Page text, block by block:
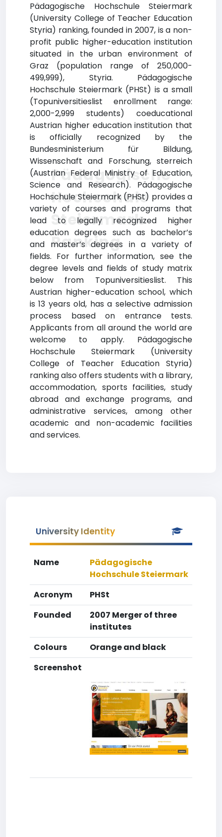
Pädagogische Hochschule Steiermark
(University College of Teacher Education
Styria) ranking, founded in 2007, is a non-
profit public higher-education institution
situated in the urban environment of
Graz (population range of 250,000-
499,999), Styria. Pädagogische
Hochschule Steiermark (PHSt) is a small
(Topuniversitieslist enrollment range:
2,000-2,999 students) coeducational
Austrian higher education institution that
is officially recognized by the
Bundesministerium für Bildung,
Wissenschaft and Forschung, sterreich
(Austrian Federal Ministry of Education,
Science and Research). Pädagogische
Hochschule Steiermark (PHSt) provides a
variety of courses and programs that
lead to legally recognized higher
education degrees such as bachelor’s
and master’s degrees in a variety of
fields. For further information, see the
degree levels and fields of study matrix
below from Topuniversitieslist. This
Austrian higher-education school, which
is 13 years old, has a selective admission
process based on entrance tests.
Applicants from all around the world are
welcome to apply. Pädagogische
Hochschule Steiermark (University
College of Teacher Education Styria)
ranking also offers students with a library,
accommodation, sports facilities, study
abroad and exchange programs, and
administrative services, among other
academic and non-academic facilities
and services.
Pädagogische
Hochschule
Steiermark
Ranking
University Identity
Name
Pädagogische
Hochschule Steiermark
Acronym
PHSt
Founded
2007 Merger of three
institutes
Colours
Orange and black
Screenshot